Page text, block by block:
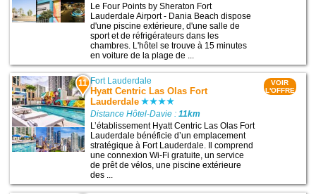
Le Four Points by Sheraton Fort
Lauderdale Airport - Dania Beach dispose
d'une piscine extérieure, d'une salle de
sport et de réfrigérateurs dans les
chambres. L'hôtel se trouve à 15 minutes
en voiture de la plage de ...
11 Fort Lauderdale
Hyatt Centric Las Olas Fort
Lauderdale
Distance Hôtel-Davie :11km
L’établissement Hyatt Centric Las Olas Fort
Lauderdale bénéficie d’un emplacement
stratégique à Fort Lauderdale. Il comprend
une connexion Wi-Fi gratuite, un service
de prêt de vélos, une piscine extérieure
des ...
VOIR
L'OFFRE